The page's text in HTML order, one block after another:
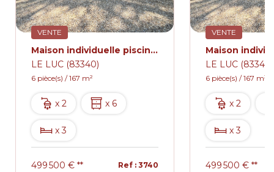
VENTE
Maison individuelle piscine dependance.
LE LUC (83340)
6 pièce(s) / 167 m²
x 2 x 6
x 3
499 500 € ** Ref : 3740
VENTE
LE LUC (83340)
6 pièce(s) / 167 m²
x 2
x 3
499 500 € **